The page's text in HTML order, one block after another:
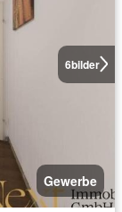
6bilder
Gewerbe